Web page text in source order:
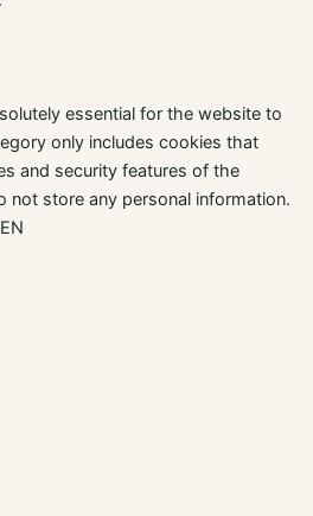
essential for the website to
only includes cookies that
and security features of the
not store any personal information.